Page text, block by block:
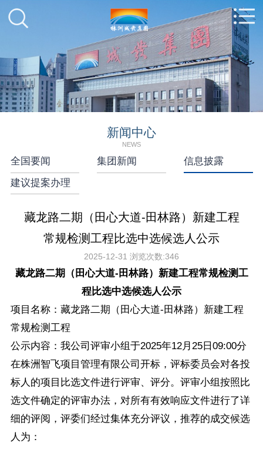
新闻中心
NEWS
全国要闻 集团新闻
信息披露
建议提案办理
藏龙路二期（田心大道-田林路）新建工程
常规检测工程比选中选候选人公示
2025-12-31 浏览次数:346
藏龙路二期（田心大道-田林路）新建工程常规检测工
程比选中选候选人公示
项目名称：藏龙路二期（田心大道-田林路）新建工程
常规检测工程
公示内容：我公司评审小组于2025年12月25日09:00分
在株洲智飞项目管理有限公司开标，评标委员会对各投
标人的项目比选文件进行评审、评分。评审小组按照比
选文件确定的评审办法，对所有有效响应文件进行了详
细的评阅，评委们经过集体充分评议，推荐的成交候选
人为：